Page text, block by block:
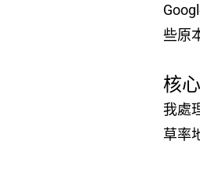
些原
核
我處
草率